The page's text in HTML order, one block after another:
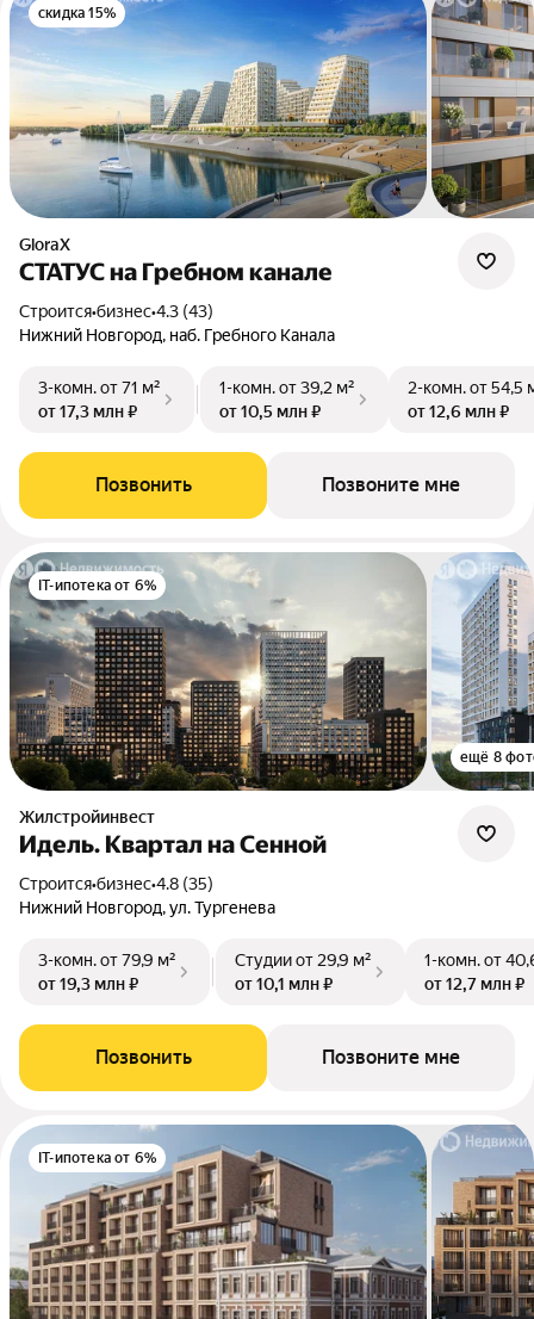
скидка 15%
GloraX
СТАТУС на Гребном канале
Строится•бизнес•4.3 (43)
Нижний Новгород, наб. Гребного Канала
3-комн.от 71 м²
от 17,3 млн ₽
1-комн.от 39,2 м²
от 10,5 млн ₽
2-комн.от 54,5
от 12,6 млн ₽
Позвонить Позвоните мне
IT-ипотека от 6%
ещё 8
Жилстройинвест
Идель. Квартал на Сенной
Строится•бизнес•4.8 (35)
Нижний Новгород, ул. Тургенева
3-комн.от 79,9 м²
от 19,3 млн ₽
Студииот 29,9 м²
от 10,1 млн ₽
1-комн.от
от 12,7 млн ₽
Позвонить Позвоните мне
IT-ипотека от 6%